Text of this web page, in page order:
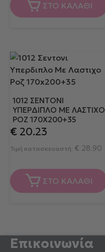
ΣΤΟ ΚΑΛΑΘΙ
1012 ΣΕΝΤΟΝΙ
ΥΠΕΡΔΙΠΛΟ ΜΕ ΛΑΣΤΙΧΟ
ΡΟΖ 170X200+35
€ 20.23
Τιμή κατασκευαστή: € 28.90
ΣΤΟ ΚΑΛΑΘΙ
Επικοινωνία